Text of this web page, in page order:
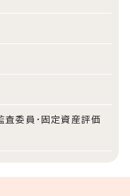
査委員・固定資産評価